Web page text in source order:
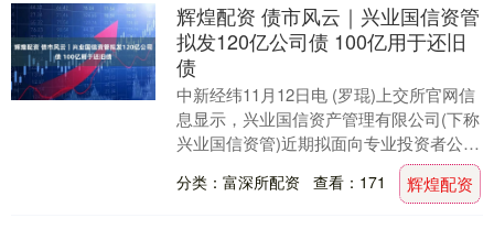
辉煌配资 债市风云｜兴业国信资管
拟发120亿公司债 100亿用于还旧
债
中新经纬11月12日电 (罗琨)上交所官网信
息显示，兴业国信资产管理有限公司(下称
兴业国信资管)近期拟面向专业投资者公开
发行公司债券，拟发行金额为70亿元。牵
头....
分类：富深所配资 查看：171 辉煌配资